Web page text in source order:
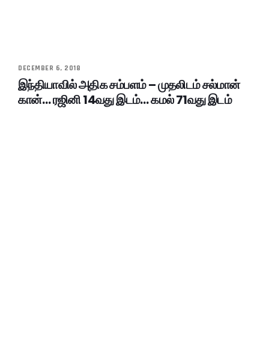
DECEMBER 6, 2018
இந்தியாவில் அதிக சம்பளம் – முதலிடம் சல்மான்
கான்… ரஜினி 14வது இடம்… கமல் 71வது இடம்